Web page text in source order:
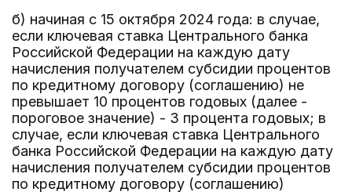
б) начиная с 15 октября 2024 года: в случае,
если ключевая ставка Центрального банка
Российской Федерации на каждую дату
начисления получателем субсидии процентов
по кредитному договору (соглашению) не
превышает 10 процентов годовых (далее -
пороговое значение) - 3 процента годовых; в
случае, если ключевая ставка Центрального
банка Российской Федерации на каждую дату
начисления получателем субсидии процентов
по кредитному договору (соглашению)